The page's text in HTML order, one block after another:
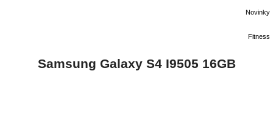
Novinky
Fitness
Samsung Galaxy S4 I9505 16GB